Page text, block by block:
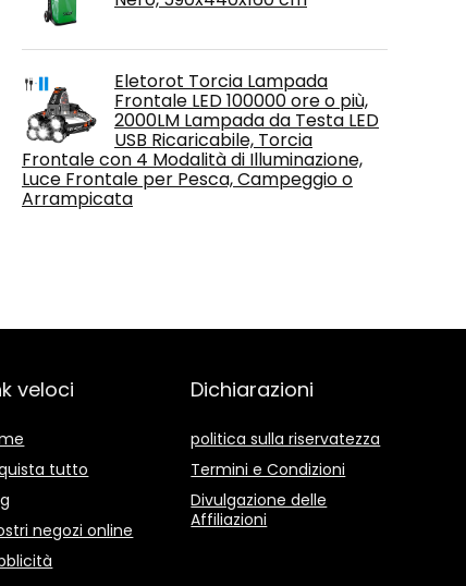
Eletorot Torcia Lampada
Frontale LED 100000 ore o più,
2000LM Lampada da Testa LED
USB Ricaricabile, Torcia
Frontale con 4 Modalità di Illuminazione,
Luce Frontale per Pesca, Campeggio o
Arrampicata
veloci
tutto
negozi online
Dichiarazioni
politica sulla riservatezza
Termini e Condizioni
Divulgazione delle
Affiliazioni